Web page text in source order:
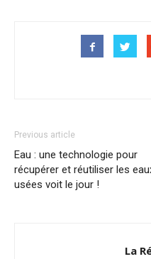
Previous article
Eau : une technologie pour
récupérer et réutiliser les
usées voit le jour !
La